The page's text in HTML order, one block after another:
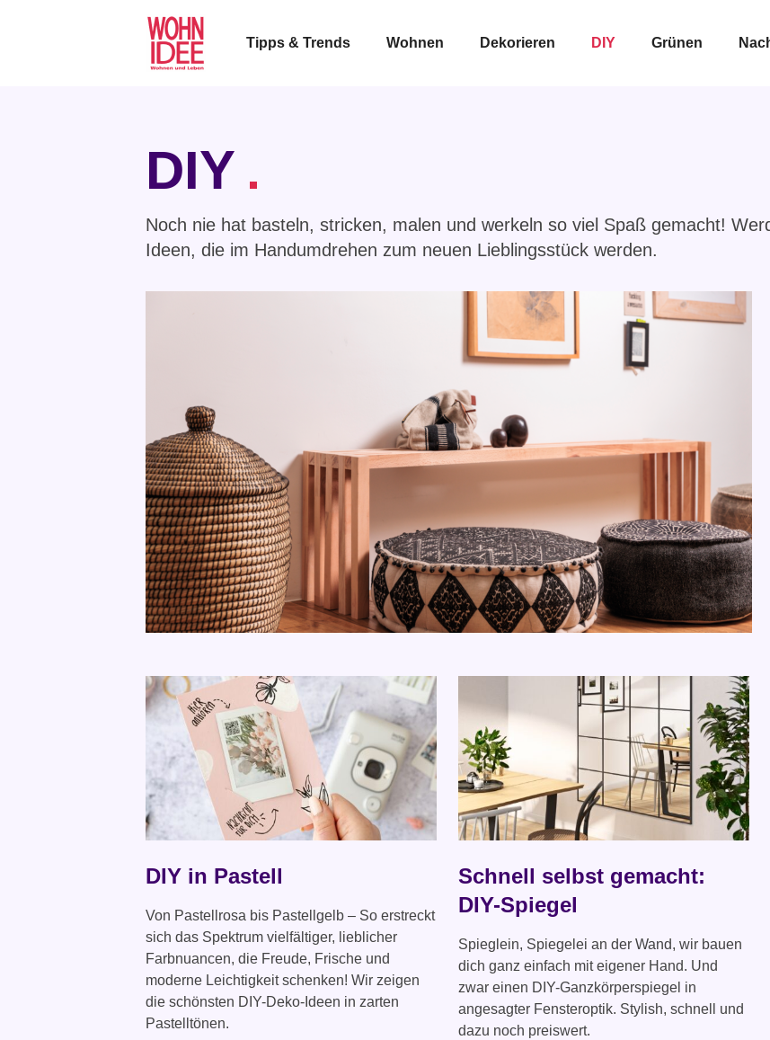
Tipps & Trends Wohnen Dekorieren DIY Grünen
DIY
Noch nie hat basteln, stricken, malen und werkeln so viel Spaß gemacht!
Ideen, die im Handumdrehen zum neuen Lieblingsstück werden.
DIY in Pastell
Von Pastellrosa bis Pastellgelb – So erstreckt
sich das Spektrum vielfältiger, lieblicher
Farbnuancen, die Freude, Frische und
moderne Leichtigkeit schenken! Wir zeigen
die schönsten DIY-Deko-Ideen in zarten
Pastelltönen.
Schnell selbst gemacht:
DIY-Spiegel
Spieglein, Spiegelei an der Wand, wir bauen
dich ganz einfach mit eigener Hand. Und
zwar einen DIY-Ganzkörperspiegel in
angesagter Fensteroptik. Stylish, schnell und
dazu noch preiswert.